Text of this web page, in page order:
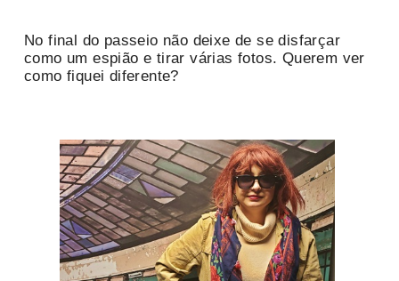
No final do passeio não deixe de se disfarçar
como um espião e tirar várias fotos. Querem ver
como fiquei diferente?